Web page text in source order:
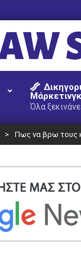
Μάρκετινγκ
Όλα
> Πως να βρω τους